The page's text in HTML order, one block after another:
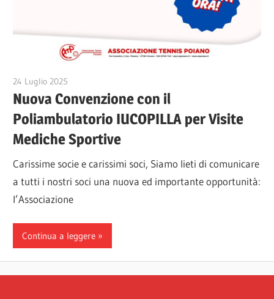
24 Luglio 2025
Nuova Convenzione con il
Poliambulatorio IUCOPILLA per Visite
Mediche Sportive
Carissime socie e carissimi soci, Siamo lieti di comunicare
a tutti i nostri soci una nuova ed importante opportunità:
l’Associazione
Continua a leggere